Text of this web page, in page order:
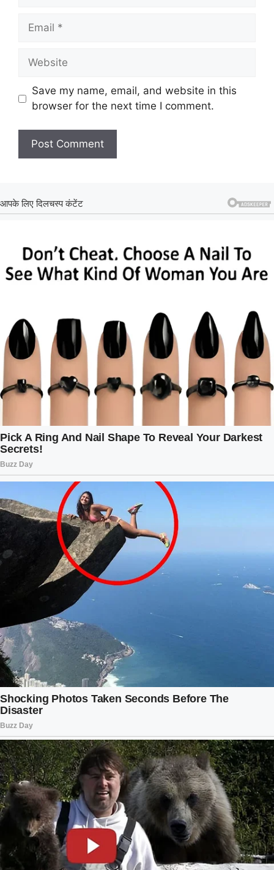
Email
Website
Save my name, email, and website in this
browser for the next time I comment.